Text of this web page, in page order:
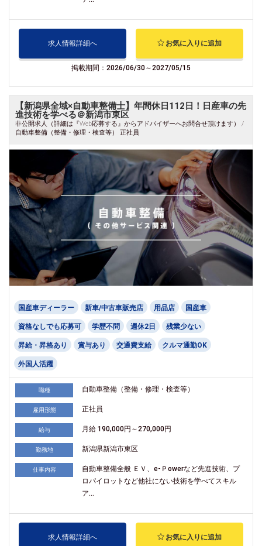
求人情報詳細へ お気に入りに追加
掲載期間：2026/06/30～2027/05/15
【新潟県全域×自動車整備士】年間休日112日！日産車の先
進技術を学べる＠新潟市東区
非公開求人（詳細は『Web応募する』からアドバイザーへお問合せ頂けます） /
自動車整備（整備・修理・検査等） 正社員
国産車ディーラー 新車/中古車販売店 用品店 国産車
資格なしでも応募可 学歴不問 週休2日 残業少ない
昇給・昇格あり 賞与あり 交通費支給 クルマ通勤OK
外国人活躍
職種 自動車整備（整備・修理・検査等）
雇用形態 正社員
給与 月給 190,000円～270,000円
勤務地 新潟県新潟市東区
仕事内容
自動車整備全般 ＥＶ、e-Ｐowerなど先進技術、プ
ロパイロットなど他社にない技術を学べてスキル
ア...
求人情報詳細へ お気に入りに追加